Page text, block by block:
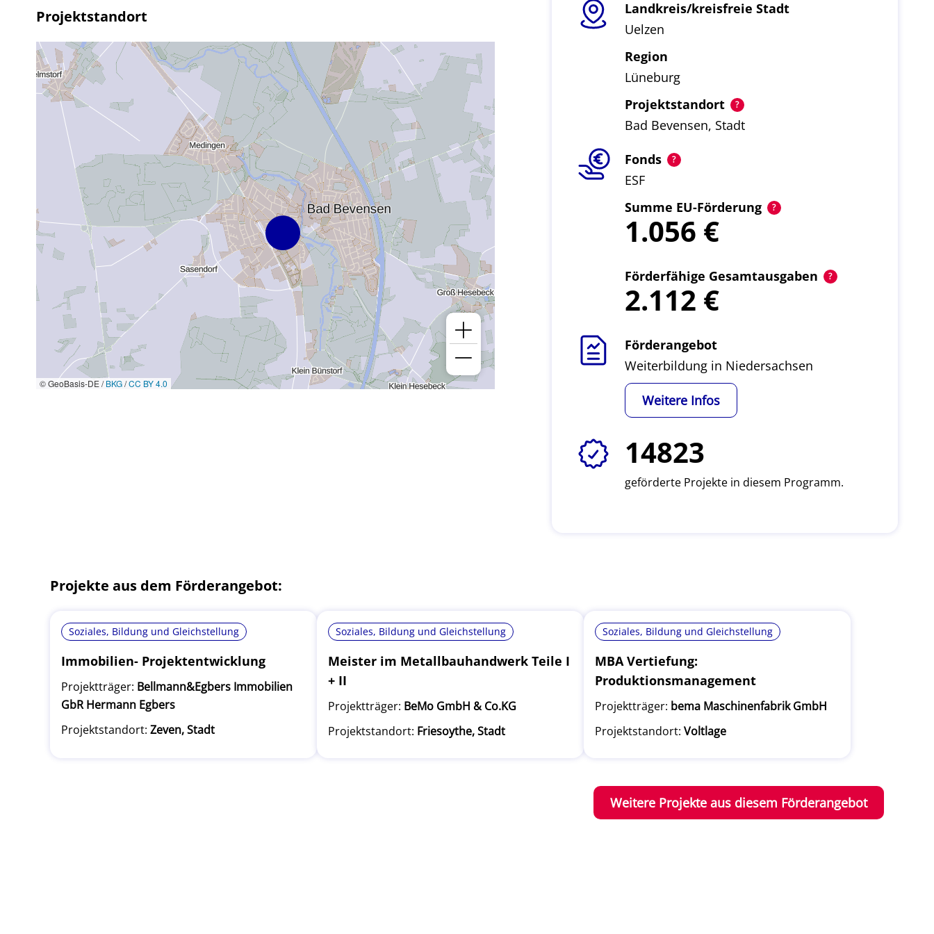
Projektstandort
© GeoBasis-DE /BKG/CC BY 4.0
Landkreis/kreisfreie Stadt
Uelzen
Region
Lüneburg
Projektstandort
Bad Bevensen, Stadt
Fonds
ESF
Summe EU-Förderung
1.056
Förderfähige Gesamtausgaben
2.112
Förderangebot
Weiterbildung in Niedersachsen
Weitere Infos
14823
geförderte Projekte in diesem Programm.
Projekte aus dem Förderangebot:
Soziales, Bildung und Gleichstellung
Immobilien- Projektentwicklung
Projektträger: Bellmann&Egbers Immobilien
GbR Hermann Egbers
Projektstandort: Zeven, Stadt
Soziales, Bildung und Gleichstellung
Meister im Metallbauhandwerk Teile I
+ II
Projektträger: BeMo GmbH & Co.KG
Projektstandort: Friesoythe, Stadt
Soziales, Bildung und Gleichstellung
MBA Vertiefung:
Produktionsmanagement
Projektträger: bema Maschinenfabrik GmbH
Projektstandort: Voltlage
Weitere Projekte aus diesem Förderangebot